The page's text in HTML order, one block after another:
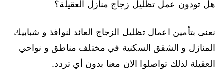
هل تودون عمل تظليل زجاج منازل العقيلة؟
نعنى بتأمين اعمال تظليل الزجاج العائد لنوافذ و شبابيك
المنازل و الشقق السكنية في مختلف مناطق و نواحي
العقيلة لذلك تواصلوا الان معنا بدون أي تردد.